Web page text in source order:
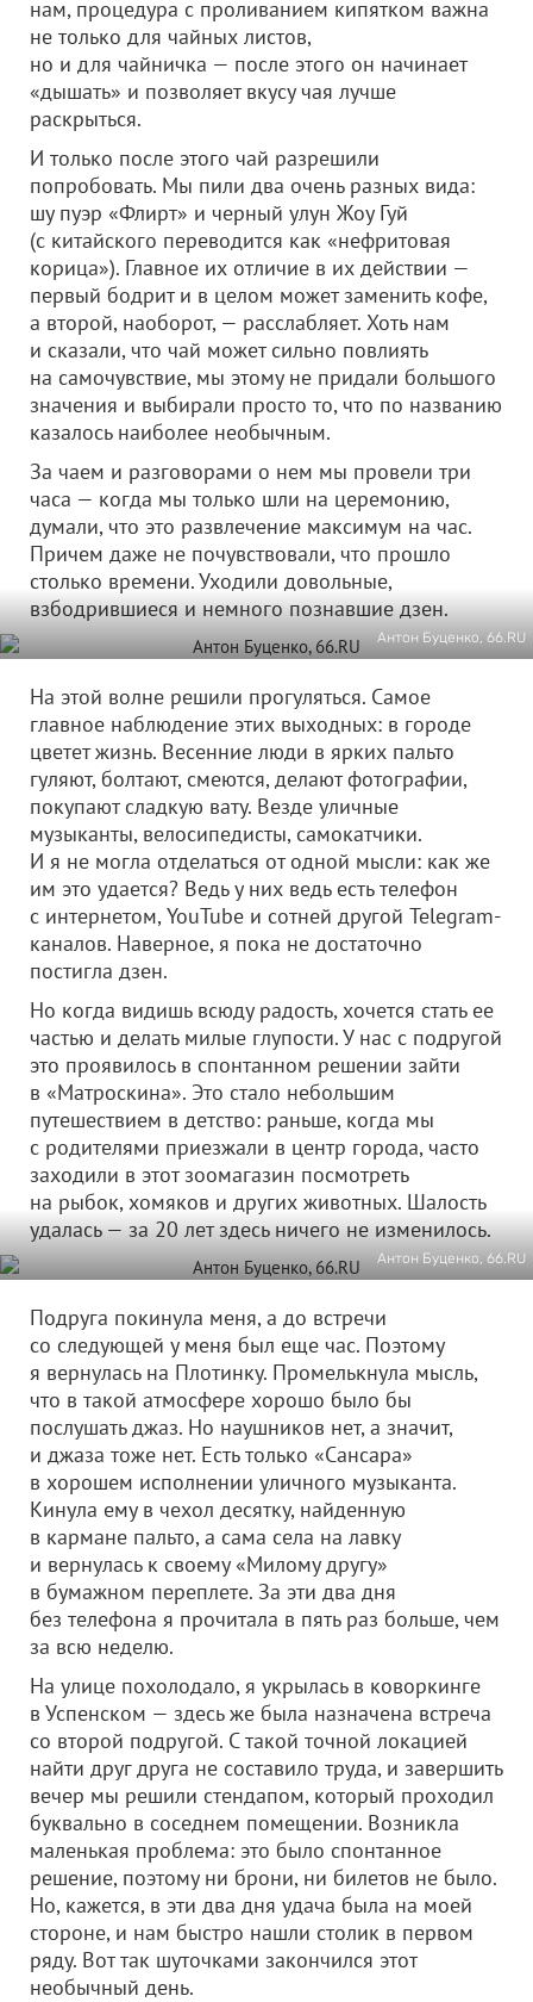
нам, процедура с проливанием кипятком важна
не только для чайных листов,
но и для чайничка — после этого он начинает
«дышать» и позволяет вкусу чая лучше
раскрыться.
И только после этого чай разрешили
попробовать. Мы пили два очень разных вида:
шу пуэр «Флирт» и черный улун Жоу Гуй
(с китайского переводится как «нефритовая
корица»). Главное их отличие в их действии —
первый бодрит и в целом может заменить кофе,
а второй, наоборот, — расслабляет. Хоть нам
и сказали, что чай может сильно повлиять
на самочувствие, мы этому не придали большого
значения и выбирали просто то, что по названию
казалось наиболее необычным.
За чаем и разговорами о нем мы провели три
часа — когда мы только шли на церемонию,
думали, что это развлечение максимум на час.
Причем даже не почувствовали, что прошло
столько времени. Уходили довольные,
взбодрившиеся и немного познавшие дзен.
Антон Буценко, 66.RU
На этой волне решили прогуляться. Самое
главное наблюдение этих выходных: в городе
цветет жизнь. Весенние люди в ярких пальто
гуляют, болтают, смеются, делают фотографии,
покупают сладкую вату. Везде уличные
музыканты, велосипедисты, самокатчики.
И я не могла отделаться от одной мысли: как же
им это удается? Ведь у них ведь есть телефон
с интернетом, YouTube и сотней другой Telegram-
каналов. Наверное, я пока не достаточно
постигла дзен.
Но когда видишь всюду радость, хочется стать ее
частью и делать милые глупости. У нас с подругой
это проявилось в спонтанном решении зайти
в «Матроскина». Это стало небольшим
путешествием в детство: раньше, когда мы
с родителями приезжали в центр города, часто
заходили в этот зоомагазин посмотреть
на рыбок, хомяков и других животных. Шалость
удалась — за 20 лет здесь ничего не изменилось.
Антон Буценко, 66.RU
Подруга покинула меня, а до встречи
со следующей у меня был еще час. Поэтому
я вернулась на Плотинку. Промелькнула мысль,
что в такой атмосфере хорошо было бы
послушать джаз. Но наушников нет, а значит,
и джаза тоже нет. Есть только «Сансара»
в хорошем исполнении уличного музыканта.
Кинула ему в чехол десятку, найденную
в кармане пальто, а сама села на лавку
и вернулась к своему «Милому другу»
в бумажном переплете. За эти два дня
без телефона я прочитала в пять раз больше, чем
за всю неделю.
На улице похолодало, я укрылась в коворкинге
в Успенском — здесь же была назначена встреча
со второй подругой. С такой точной локацией
найти друг друга не составило труда, и завершить
вечер мы решили стендапом, который проходил
буквально в соседнем помещении. Возникла
маленькая проблема: это было спонтанное
решение, поэтому ни брони, ни билетов не было.
Но, кажется, в эти два дня удача была на моей
стороне, и нам быстро нашли столик в первом
ряду. Вот так шуточками закончился этот
необычный день.